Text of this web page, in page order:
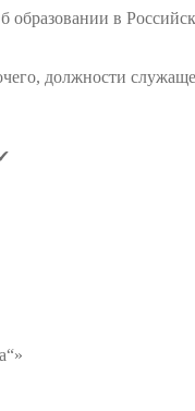
образовании в
должности